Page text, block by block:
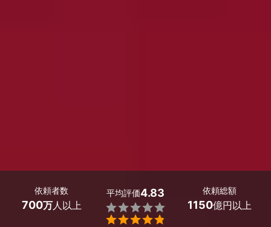
依頼者数
700万人以上
平均評価4.83


依頼総額
1150億円以上